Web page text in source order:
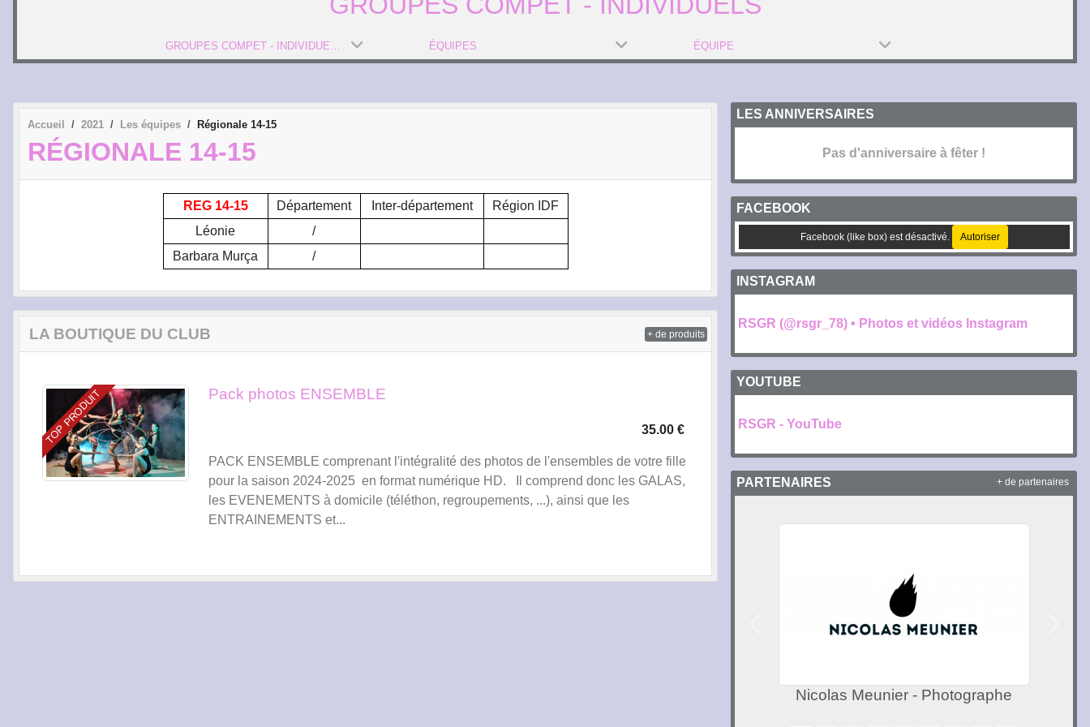
ÉQUIPES ÉQUIPE
Accueil 2021 Les équipes Régionale 14-15
RÉGIONALE 14-15
REG 14-15 Département Inter-département
Région IDF
Léonie
/
Barbara Murça
/
LA BOUTIQUE DU CLUB
TOP PRODUIT Pack photos ENSEMBLE
35.00 €
PACK ENSEMBLE comprenant l'intégralité des photos de l'ensembles de votre fille
pour la saison 2024-2025 en format numérique HD. Il comprend donc les GALAS,
les EVENEMENTS à domicile (téléthon, regroupements, ...), ainsi que les
ENTRAINEMENTS et...
+ de produits
LES ANNIVERSAIRES
Pas d'anniversaire à fêter !
FACEBOOK
Facebook (like box) est désactivé. Autoriser
INSTAGRAM
RSGR (@rsgr_78) • Photos et vidéos Instagram
YOUTUBE
RSGR - YouTube
PARTENAIRES
Nicolas Meunier - Photographe
+ de partenaires